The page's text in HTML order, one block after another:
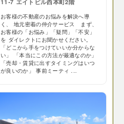
お客様の不動産のお悩みを解決へ導
く、 地元密着の仲介サービス まず、
お客様の「お悩み」「疑問」「不安」
を ダイレクトにお聞かせください。
「どこから手をつけていいか分からな
い」 「本当にこの方法が最適なのか」
「売却・賃貸に出すタイミングはいつ
が良いのか」 事前ミーティ ...